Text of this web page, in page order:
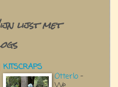
lijst met
KITSCRAPS
Otterlo -